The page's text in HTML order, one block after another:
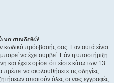
να συνδεθώ!
κωδικό πρόσβασής σας. Εάν αυτά είναι
να έχει συμβεί. Εάν η υποστήριξη
και έχετε ορίσει ότι είστε κάτω των 13
να ακολουθήσετε τις οδηγίες
απαιτούν όλες οι νέες εγγραφές